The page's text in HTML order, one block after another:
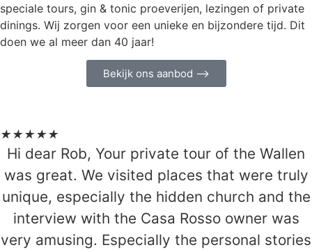
speciale tours, gin & tonic proeverijen, lezingen of private
dinings. Wij zorgen voor een unieke en bijzondere tijd. Dit
doen we al meer dan 40 jaar!
Bekijk ons aanbod ⟶
★★★★★
Hi dear Rob, Your private tour of the Wallen
was great. We visited places that were truly
unique, especially the hidden church and the
interview with the Casa Rosso owner was
very amusing. Especially the personal stories